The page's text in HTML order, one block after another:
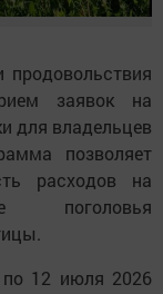
продовольствия
заявок на
для владельцев
позволяет
расходов на
поголовья
12 июля 2026